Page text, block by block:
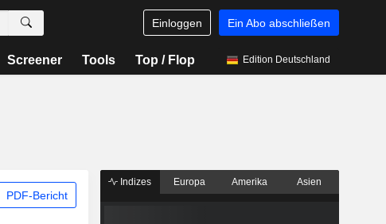
Einloggen Ein Abo abschließen
Screener Tools Top / Flop Edition Deutschland
PDF-Bericht
Indizes Europa Amerika Asien